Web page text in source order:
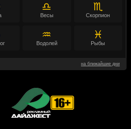
♎
Весы
♏
Скорпион
♒
Водолей
♓
Рыбы
на ближайшие дни